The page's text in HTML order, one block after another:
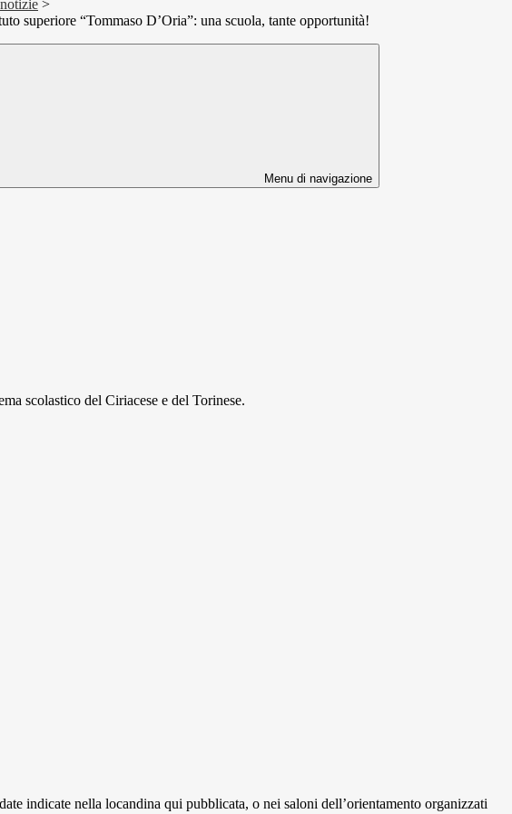
>
superiore “Tommaso D’Oria”: una scuola, tante opportunità!
Menu di navigazione
scolastico del Ciriacese e del Torinese.
indicate nella locandina qui pubblicata, o nei saloni dell’orientamento organizzati